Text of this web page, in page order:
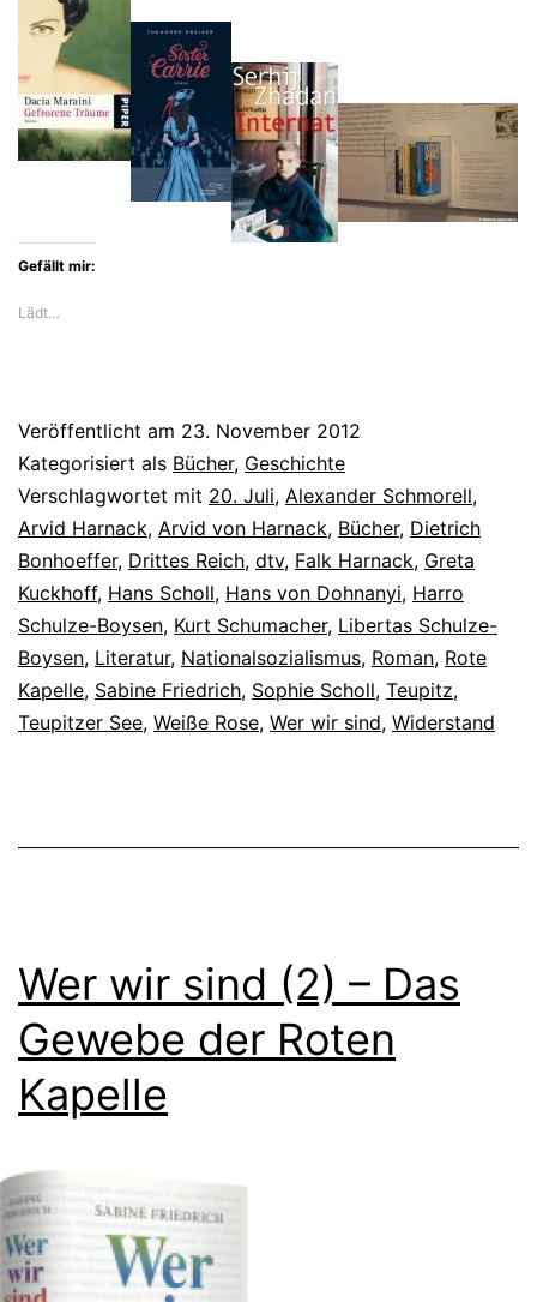
Gefällt mir:
Lädt…
Veröffentlicht am 23. November 2012
Kategorisiert als Bücher, Geschichte
Verschlagwortet mit 20. Juli, Alexander Schmorell,
Arvid Harnack, Arvid von Harnack, Bücher, Dietrich
Bonhoeffer, Drittes Reich, dtv, Falk Harnack, Greta
Kuckhoff, Hans Scholl, Hans von Dohnanyi, Harro
Schulze-Boysen, Kurt Schumacher, Libertas Schulze-
Boysen, Literatur, Nationalsozialismus, Roman, Rote
Kapelle, Sabine Friedrich, Sophie Scholl, Teupitz,
Teupitzer See, Weiße Rose, Wer wir sind, Widerstand
Wer wir sind (2) – Das
Gewebe der Roten
Kapelle